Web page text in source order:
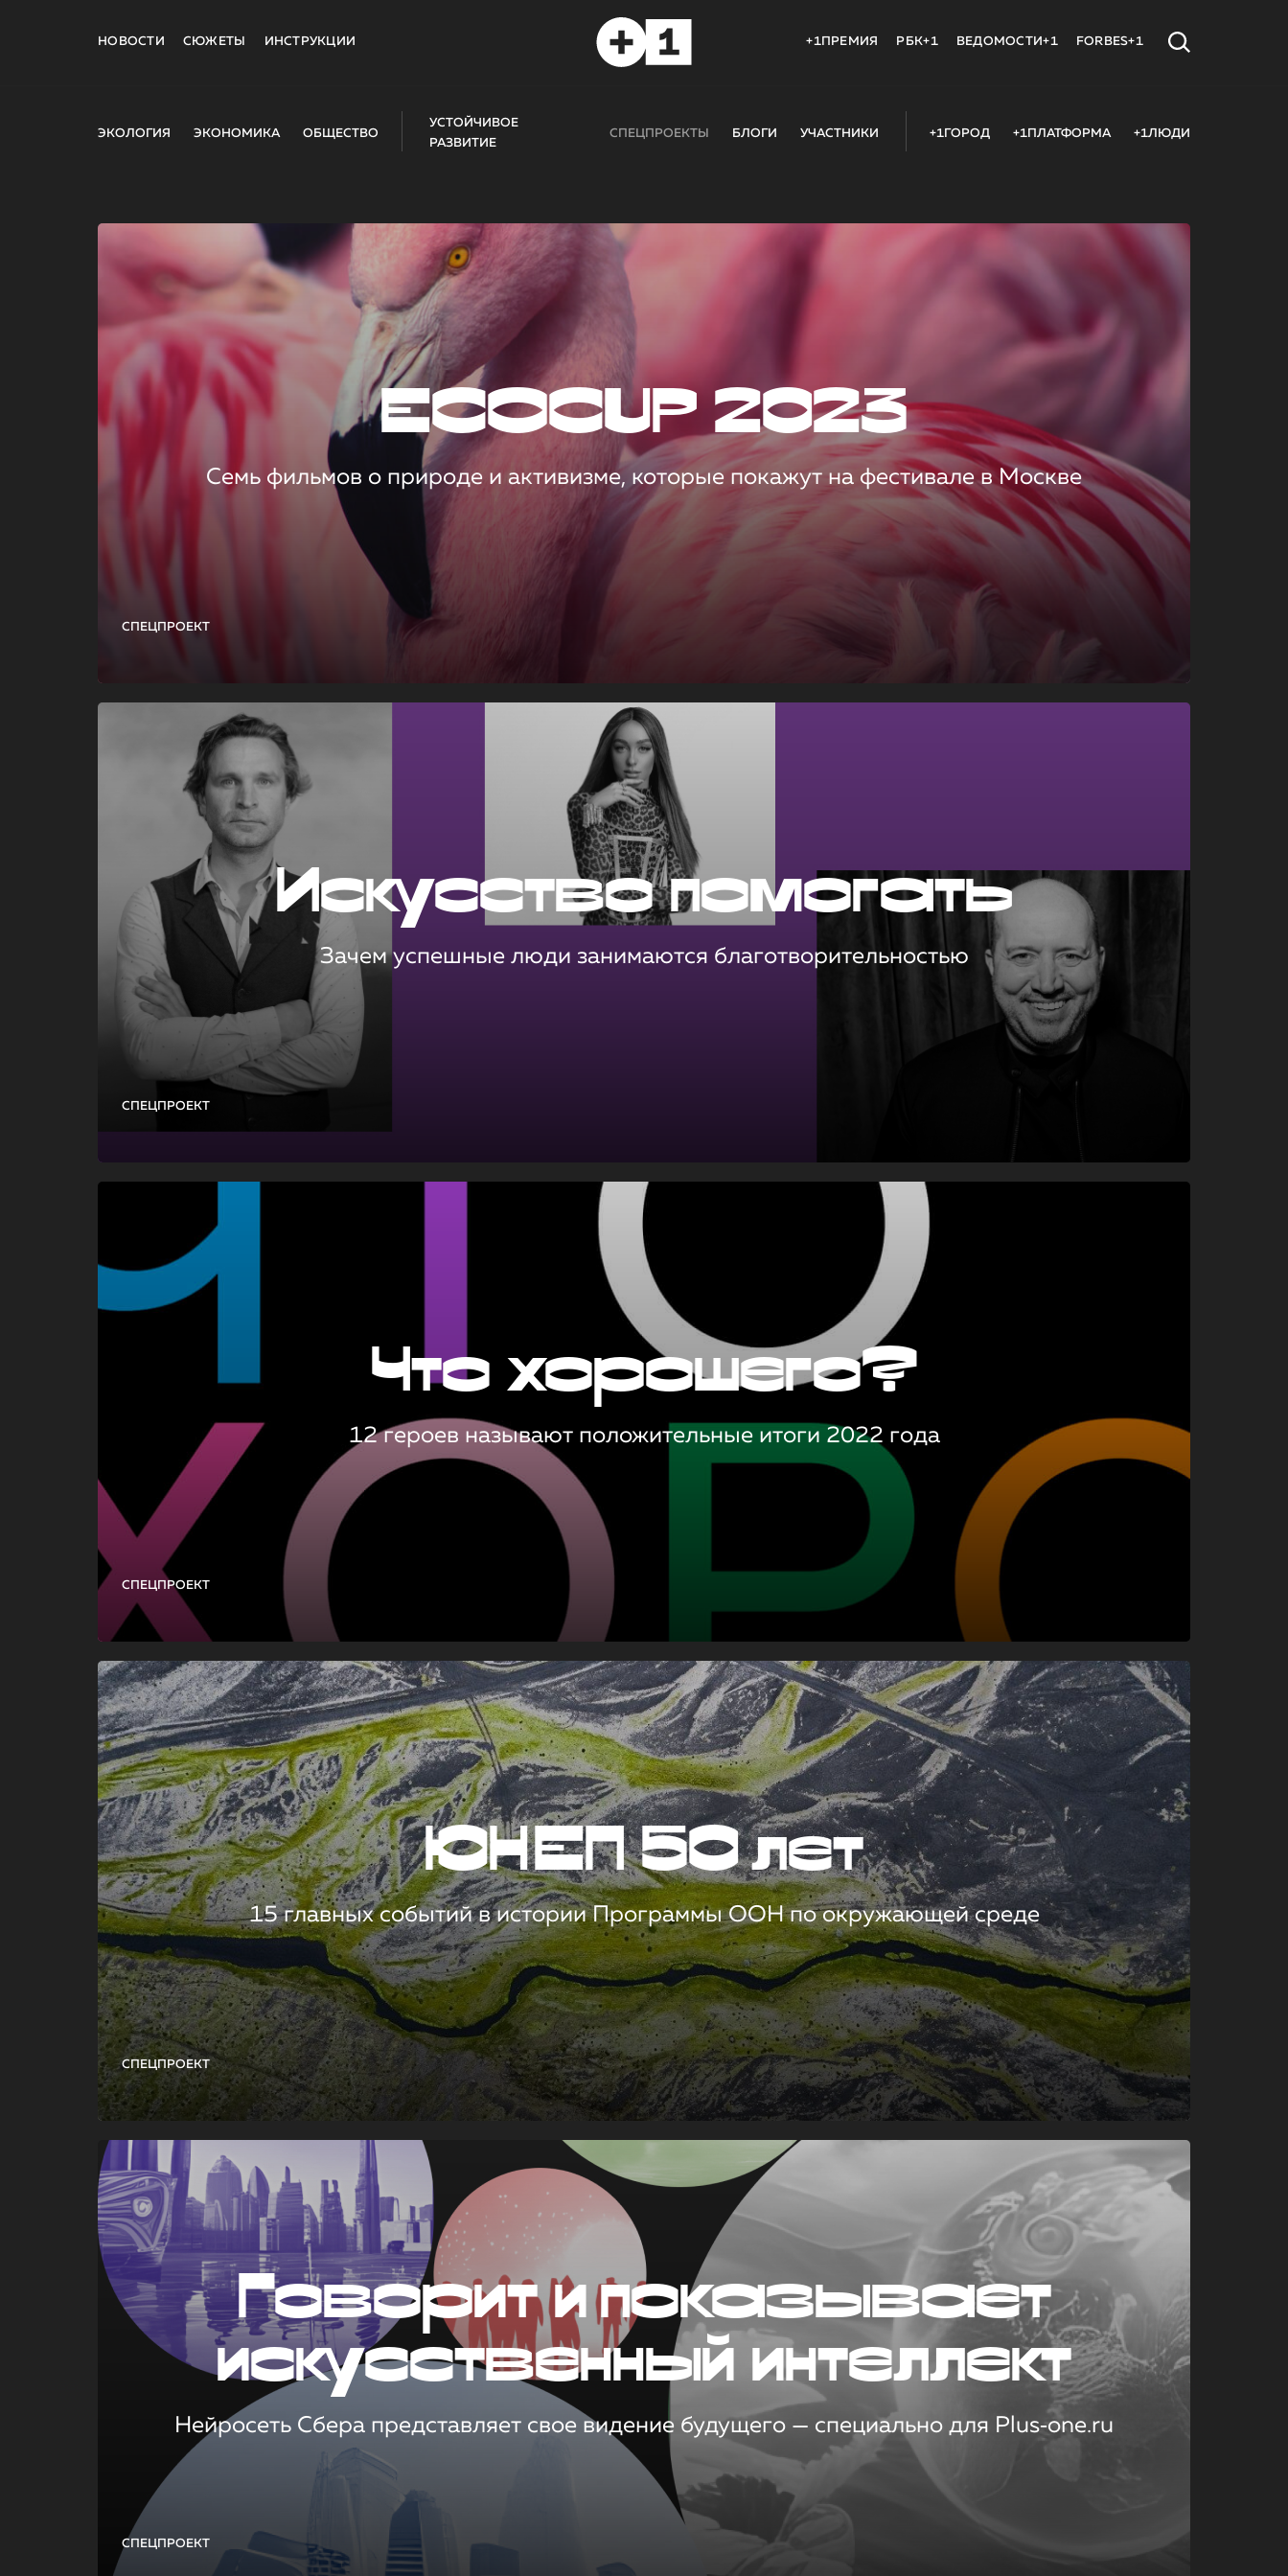
НОВОСТИ СЮЖЕТЫ ИНСТРУКЦИИ +1ПРЕМИЯ РБК+1 ВЕДОМОСТИ+1 FORBES+1
ЭКОЛОГИЯ ЭКОНОМИКА ОБЩЕСТВО
УСТОЙЧИВОЕ
РАЗВИТИЕ
СПЕЦПРОЕКТЫ БЛОГИ УЧАСТНИКИ +1ГОРОД +1ПЛАТФОРМА +1ЛЮДИ
СПЕЦПРОЕКТ
ECOCUP 2023
Семь фильмов о природе и активизме, которые покажут на фестивале в Москве
СПЕЦПРОЕКТ
Искусство помогать
Зачем успешные люди занимаются благотворительностью
СПЕЦПРОЕКТ
Что хорошего?
12 героев называют положительные итоги 2022 года
СПЕЦПРОЕКТ
ЮНЕП 50 лет
15 главных событий в истории Программы ООН по окружающей среде
СПЕЦПРОЕКТ
Говорит и показывает
искусственный интеллект
Нейросеть Сбера представляет свое видение будущего — специально для Plus‑one.ru